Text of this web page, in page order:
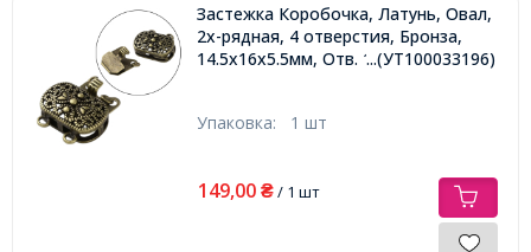
Застежка Коробочка, Латунь, Овал,
2х-рядная, 4 отверстия, Бронза,
14.5х16х5.5мм, Отв. 1.4мм и 1.6мм,
...(УТ100033196)
Упаковка: 1 шт
149,00 ₴/ 1 шт